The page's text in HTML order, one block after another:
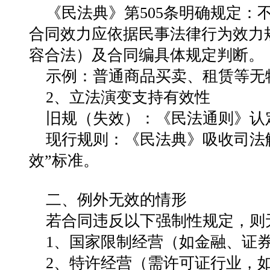
《民法典》第505条明确规定：‌
合同效力应依据民事法律行为效
容合法）及合同编具体规定判断。
示例 ：普通商品买卖、租赁等
2、立法演变支持有效性
旧规（失效）：《民法通则》
现行规则：《民法典》吸收司
效”标准。
二、例外无效的情形
若合同违反以下强制性规定，则
1‌、
国家限制经营 （如金融、证
2、特许经营 （需许可证行业，